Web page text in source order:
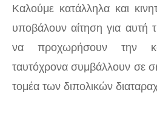
Καλούμε κατάλληλα και
υποβάλουν αίτηση για αυτή
να προχωρήσουν την
ταυτόχρονα συμβάλλουν σε
τομέα των διπολικών